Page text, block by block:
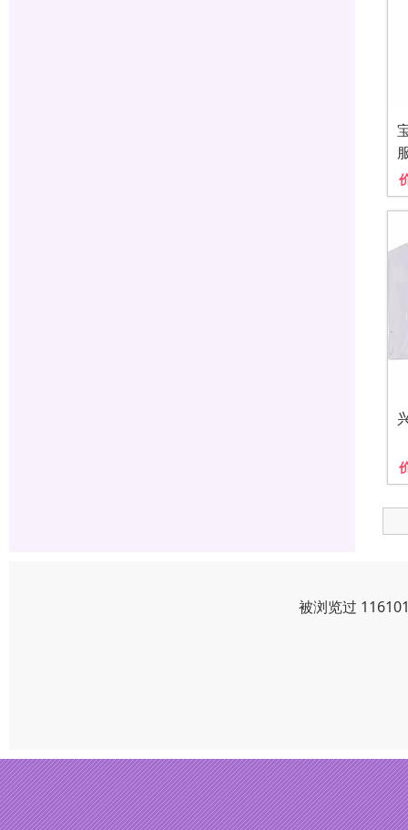
被浏览过